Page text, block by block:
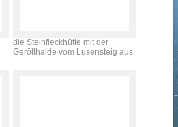
die Steinfleckhütte mit der
Geröllhalde vom Lusensteig aus